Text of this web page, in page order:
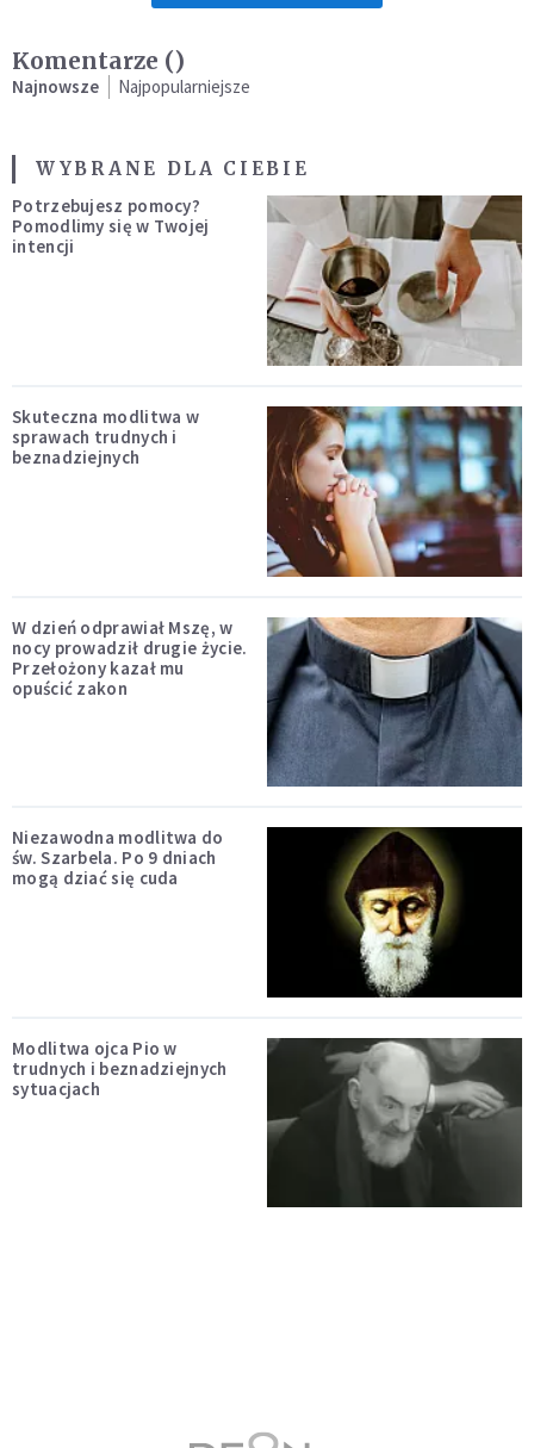
Komentarze ()
Najnowsze Najpopularniejsze
WYBRANE DLA CIEBIE
Potrzebujesz pomocy?
Pomodlimy się w Twojej
intencji
Skuteczna modlitwa w
sprawach trudnych i
beznadziejnych
W dzień odprawiał Mszę, w
nocy prowadził drugie życie.
Przełożony kazał mu
opuścić zakon
Niezawodna modlitwa do
św. Szarbela. Po 9 dniach
mogą dziać się cuda
Modlitwa ojca Pio w
trudnych i beznadziejnych
sytuacjach